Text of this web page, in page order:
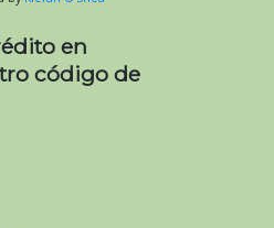
en
código de